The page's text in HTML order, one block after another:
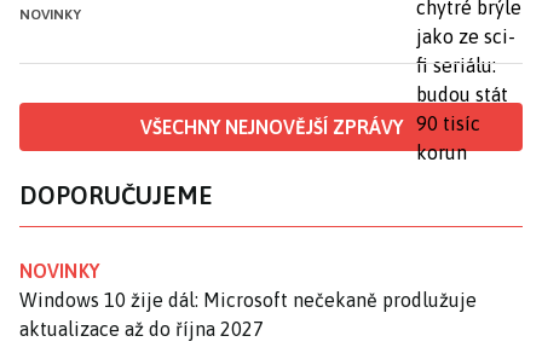
NOVINKY
VŠECHNY NEJNOVĚJŠÍ ZPRÁVY
DOPORUČUJEME
NOVINKY
Windows 10 žije dál: Microsoft nečekaně prodlužuje
aktualizace až do října 2027